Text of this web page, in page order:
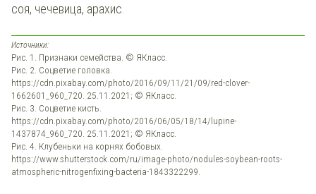
соя, чечевица, арахис.
Источники:
Рис. 1. Признаки семейства. © ЯКласс.
Рис. 2. Соцветие головка.
https://cdn.pixabay.com/photo/2016/09/11/21/09/red-clover-
1662601_960_720. 25.11.2021; © ЯКласс.
Рис. 3. Соцветие кисть.
https://cdn.pixabay.com/photo/2016/06/05/18/14/lupine-
1437874_960_720. 25.11.2021; © ЯКласс.
Рис. 4. Клубеньки на корнях бобовых.
https://www.shutterstock.com/ru/image-photo/nodules-soybean-roots-
atmospheric-nitrogenfixing-bacteria-1843322299.